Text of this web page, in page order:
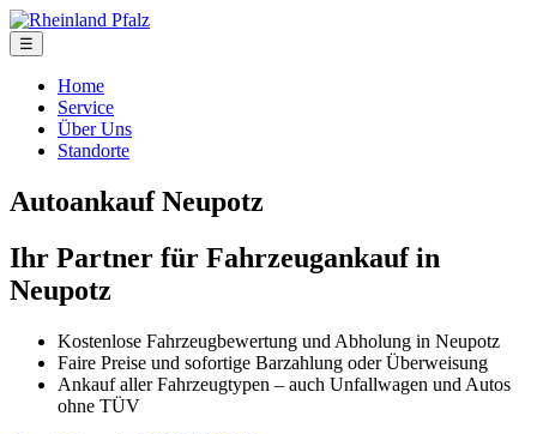
☰
Home
Service
Über Uns
Standorte
Autoankauf Neupotz
Ihr Partner für Fahrzeugankauf in
Neupotz
Kostenlose Fahrzeugbewertung und Abholung in Neupotz
Faire Preise und sofortige Barzahlung oder Überweisung
Ankauf aller Fahrzeugtypen – auch Unfallwagen und Autos
ohne TÜV